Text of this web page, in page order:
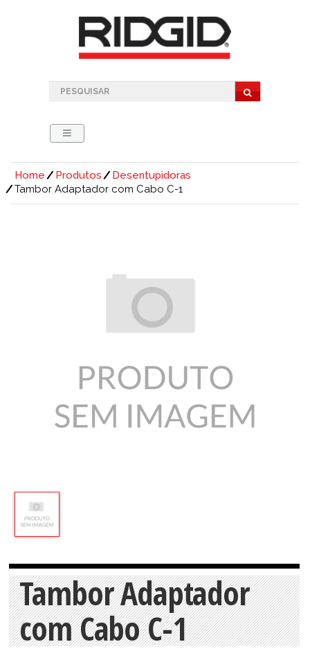
Home Produtos
Desentupidoras
Tambor Adaptador com Cabo C-1
Tambor Adaptador
com Cabo C-1